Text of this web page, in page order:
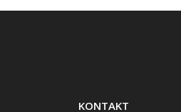
KONTAKT